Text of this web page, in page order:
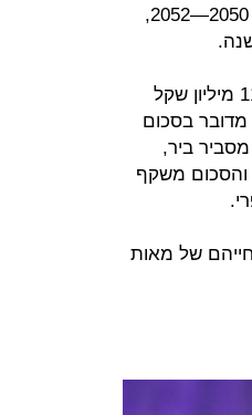
השטחים מהפטריארכיה בחוזה למאה שנים שעתיד להסתיים בשנים 2050—2052,
כך, שתי החברות בהן ככל הנראה חברים אותם יזמים, שילמו יחד 114 מיליון שקל
מדובר בסכום
עוד 35 שנה. כלומר, מסביר ביר,
והסכום משקף
של מאות